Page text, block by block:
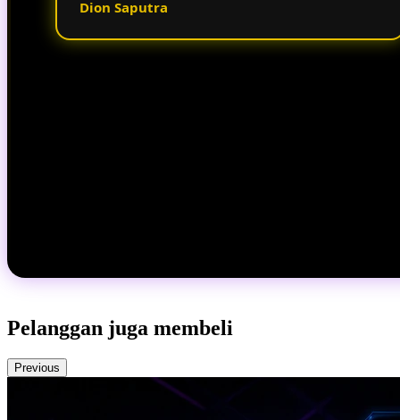
Dion Saputra
Pelanggan juga membeli
Previous